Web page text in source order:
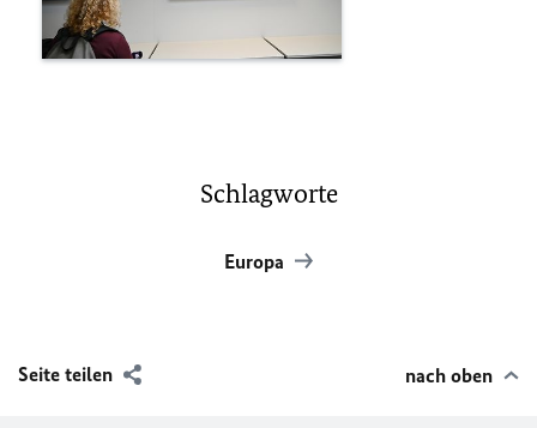
Schlagworte
Europa
Seite teilen nach oben